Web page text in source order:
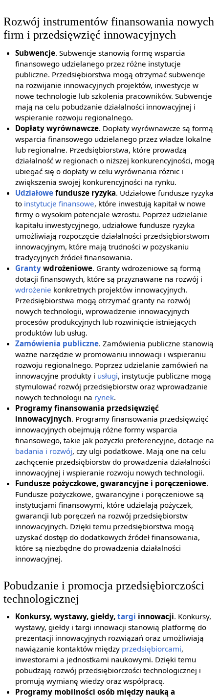
Rozwój instrumentów finansowania nowych
firm i przedsięwzięć innowacyjnych
Subwencje. Subwencje stanowią formę wsparcia
finansowego udzielanego przez różne instytucje
publiczne. Przedsiębiorstwa mogą otrzymać subwencje
na rozwijanie innowacyjnych projektów, inwestycje w
nowe technologie lub szkolenia pracowników. Subwencje
mają na celu pobudzanie działalności innowacyjnej i
wspieranie rozwoju regionalnego.
Dopłaty wyrównawcze. Dopłaty wyrównawcze są formą
wsparcia finansowego udzielanego przez władze lokalne
lub regionalne. Przedsiębiorstwa, które prowadzą
działalność w regionach o niższej konkurencyjności, mogą
ubiegać się o dopłaty w celu wyrównania różnic i
zwiększenia swojej konkurencyjności na rynku.
Udziałowe fundusze ryzyka. Udziałowe fundusze ryzyka
to instytucje finansowe, które inwestują kapitał w nowe
firmy o wysokim potencjale wzrostu. Poprzez udzielanie
kapitału inwestycyjnego, udziałowe fundusze ryzyka
umożliwiają rozpoczęcie działalności przedsiębiorstwom
innowacyjnym, które mają trudności w pozyskaniu
tradycyjnych źródeł finansowania.
Granty wdrożeniowe. Granty wdrożeniowe są formą
dotacji finansowych, które są przyznawane na rozwój i
wdrożenie konkretnych projektów innowacyjnych.
Przedsiębiorstwa mogą otrzymać granty na rozwój
nowych technologii, wprowadzenie innowacyjnych
procesów produkcyjnych lub rozwinięcie istniejących
produktów lub usług.
Zamówienia publiczne. Zamówienia publiczne stanowią
ważne narzędzie w promowaniu innowacji i wspieraniu
rozwoju regionalnego. Poprzez udzielanie zamówień na
innowacyjne produkty i usługi, instytucje publiczne mogą
stymulować rozwój przedsiębiorstw oraz wprowadzanie
nowych technologii na rynek.
Programy finansowania przedsięwzięć
innowacyjnych. Programy finansowania przedsięwzięć
innowacyjnych obejmują różne formy wsparcia
finansowego, takie jak pożyczki preferencyjne, dotacje na
badania i rozwój, czy ulgi podatkowe. Mają one na celu
zachęcenie przedsiębiorstw do prowadzenia działalności
innowacyjnej i wspieranie rozwoju nowych technologii.
Fundusze pożyczkowe, gwarancyjne i poręczeniowe.
Fundusze pożyczkowe, gwarancyjne i poręczeniowe są
instytucjami finansowymi, które udzielają pożyczek,
gwarancji lub poręczeń na rozwój przedsiębiorstw
innowacyjnych. Dzięki temu przedsiębiorstwa mogą
uzyskać dostęp do dodatkowych źródeł finansowania,
które są niezbędne do prowadzenia działalności
innowacyjnej.
Pobudzanie i promocja przedsiębiorczości
technologicznej
Konkursy, wystawy, giełdy,targi innowacji. Konkursy,
wystawy, giełdy i targi innowacji stanowią platformę do
prezentacji innowacyjnych rozwiązań oraz umożliwiają
nawiązanie kontaktów między przedsiębiorcami,
inwestorami a jednostkami naukowymi. Dzięki temu
pobudzają rozwój przedsiębiorczości technologicznej i
promują wymianę wiedzy oraz współpracę.
Programy mobilności osób między nauką a